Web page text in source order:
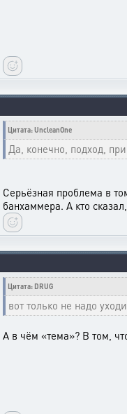
Цитата: UncleanOne
Да, конечно, подход,
Серьёзная проблема в
банхаммера. А кто
Цитата: DRUG
вот только не надо
А в чём «тема»? В том,